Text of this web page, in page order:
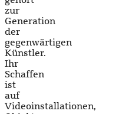
zur
Generation
der
gegenwärtigen
Künstler.
Ihr
Schaffen
ist
auf
Videoinstallationen,